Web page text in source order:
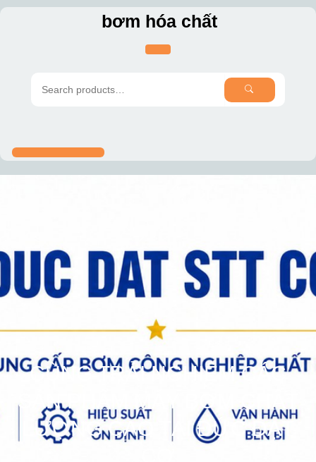
Skip
bơm hóa chất
SEARCH
CÙNG TRẢI NGHIỆM CÁC
SẢN PHẨM MÁY BƠM CHẤT
LƯỢNG CAO TẠI ĐỨC ĐẠT